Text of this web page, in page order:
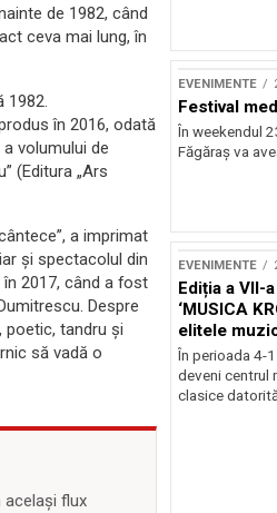
de 1982, când
ceva mai lung, în
1982.
în 2016, odată
a volumului de
(Editura „Ars
a imprimat
și spectacolul din
în 2017, când a fost
Despre
poetic, tandru și
să vadă o
același flux
EVENIMENTE
Festival
În weekendul
Făgăraș va
EVENIMENTE
Ediția a VII-
‘MUSICA
elitele
Brașov
În perioada 4-
deveni centrul
clasice